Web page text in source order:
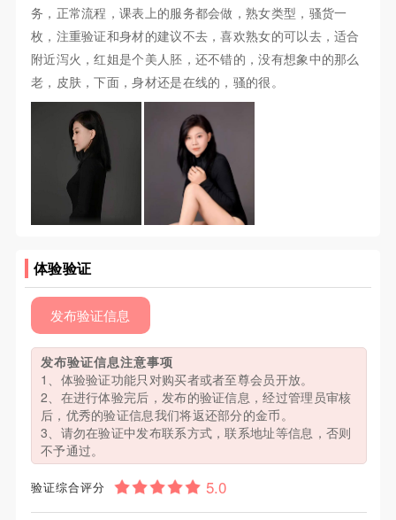
务，正常流程，课表上的服务都会做，熟女类型，骚货一
枚，注重验证和身材的建议不去，喜欢熟女的可以去，适合
附近泻火，红姐是个美人胚，还不错的，没有想象中的那么
老，皮肤，下面，身材还是在线的，骚的很。
体验验证
发布验证信息
发布验证信息注意事项
1、体验验证功能只对购买者或者至尊会员开放。
2、在进行体验完后，发布的验证信息，经过管理员审核
后，优秀的验证信息我们将返还部分的金币。
3、请勿在验证中发布联系方式，联系地址等信息，否则
不予通过。
验证综合评分